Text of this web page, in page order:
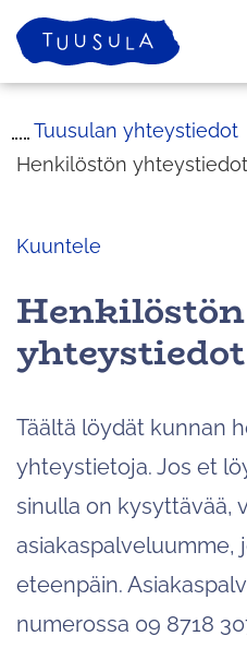
Siirry
sisältöön
Etusivu
Tuusulan yhteystiedot
Henkilöstön yhteystiedot
Kuuntele
Henkilöstön
yhteystiedot
Täältä löydät kunnan
yhteystietoja. Jos et
sinulla on kysyttävää,
asiakaspalveluumme,
eteenpäin.
numerossa 09 8718